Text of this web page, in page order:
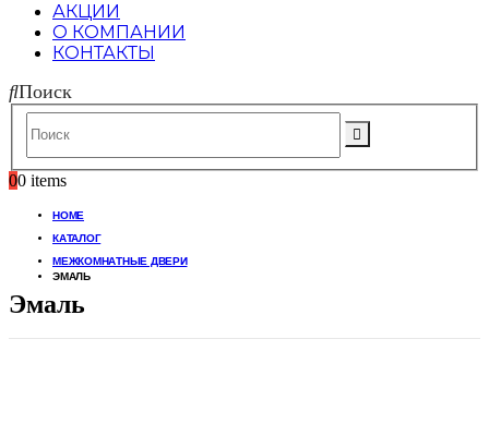
АКЦИИ
О КОМПАНИИ
КОНТАКТЫ
Поиск
00 items
HOME
КАТАЛОГ
МЕЖКОМНАТНЫЕ ДВЕРИ
ЭМАЛЬ
Эмаль